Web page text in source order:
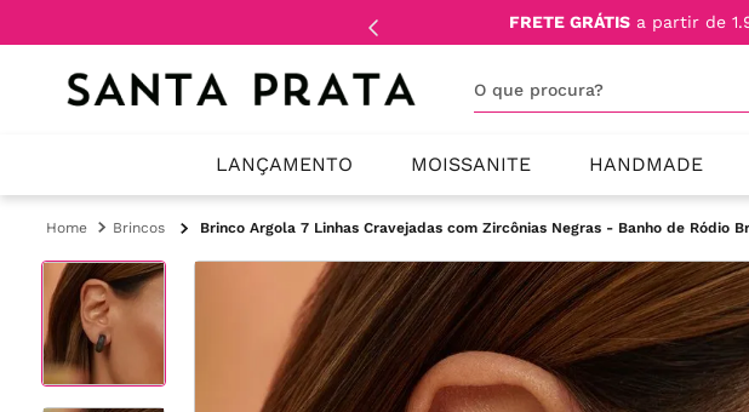
FRETE GRÁTIS a partir de
LANÇAMENTO MOISSANITE HANDMADE
Brincos Brinco Argola 7 Linhas Cravejadas com Zircônias Negras - Banho de Ródio